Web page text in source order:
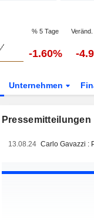
% 5 Tage Veränd.
-1.60% -
Unternehmen
Pressemitteilungen
13.08.24 Carlo Gavazzi :